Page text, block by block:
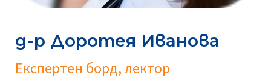
д-р Доротея Иванова
Експертен борд, лектор